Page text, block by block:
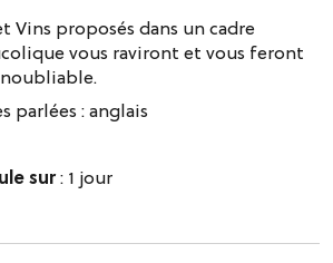
Vins proposés dans un cadre
vous raviront et vous feront
parlées :anglais
sur: 1 jour